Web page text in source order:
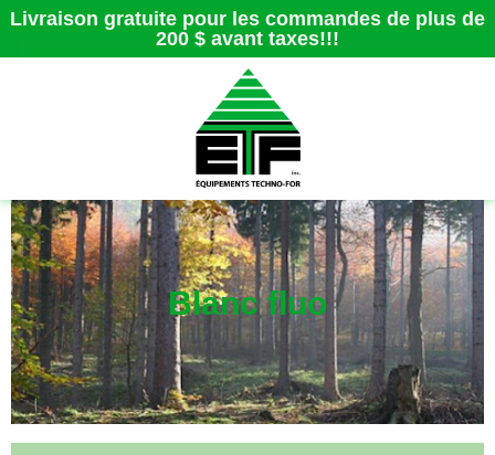
Livraison gratuite pour les commandes de plus de
200 $ avant taxes!!!
Blanc fluo